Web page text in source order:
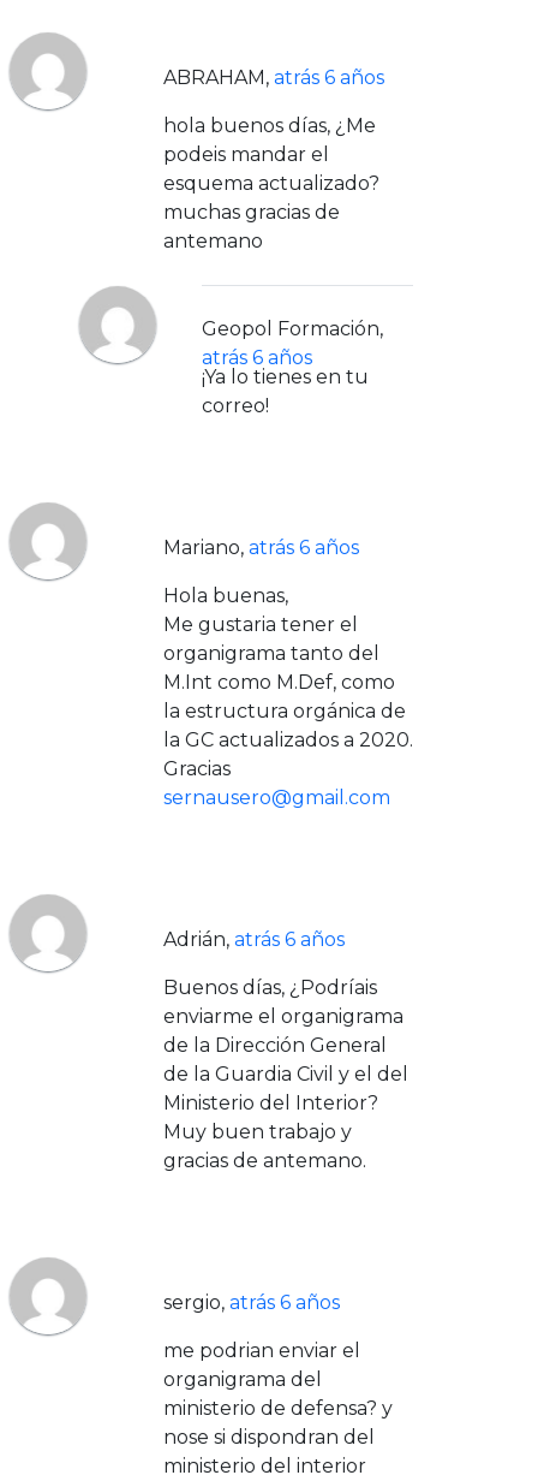
ABRAHAM, atrás 6 años
hola buenos días, ¿Me
podeis mandar el
esquema actualizado?
muchas gracias de
antemano
Geopol Formación,
atrás 6 años
¡Ya lo tienes en tu
correo!
Mariano, atrás 6 años
Hola buenas,
Me gustaria tener el
organigrama tanto del
M.Int como M.Def, como
la estructura orgánica de
la GC actualizados a 2020.
Gracias
sernausero@gmail.com
Adrián, atrás 6 años
Buenos días, ¿Podríais
enviarme el organigrama
de la Dirección General
de la Guardia Civil y el del
Ministerio del Interior?
Muy buen trabajo y
gracias de antemano.
sergio, atrás 6 años
me podrian enviar el
organigrama del
ministerio de defensa? y
nose si dispondran del
ministerio del interior